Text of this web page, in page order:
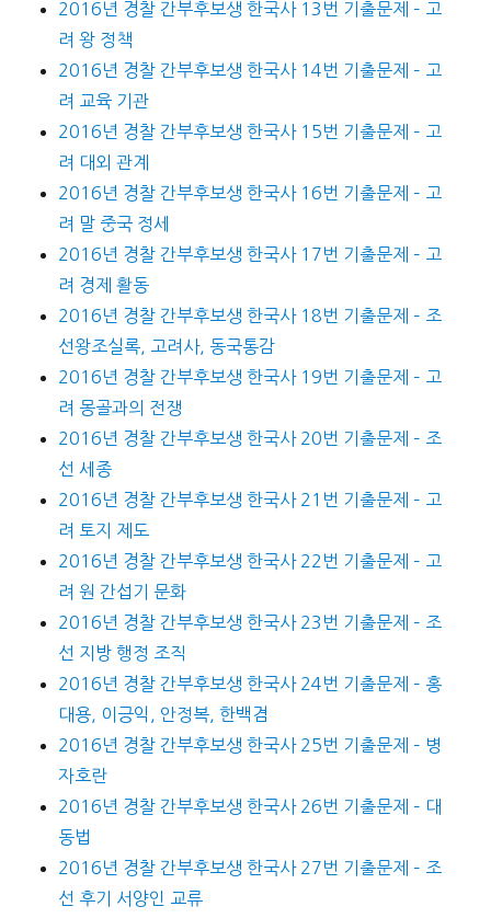
2016년 경찰 간부후보생 한국사 13번 기출문제 – 고
려 왕 정책
2016년 경찰 간부후보생 한국사 14번 기출문제 – 고
려 교육 기관
2016년 경찰 간부후보생 한국사 15번 기출문제 – 고
려 대외 관계
2016년 경찰 간부후보생 한국사 16번 기출문제 – 고
려 말 중국 정세
2016년 경찰 간부후보생 한국사 17번 기출문제 – 고
려 경제 활동
2016년 경찰 간부후보생 한국사 18번 기출문제 – 조
선왕조실록, 고려사, 동국통감
2016년 경찰 간부후보생 한국사 19번 기출문제 – 고
려 몽골과의 전쟁
2016년 경찰 간부후보생 한국사 20번 기출문제 – 조
선 세종
2016년 경찰 간부후보생 한국사 21번 기출문제 – 고
려 토지 제도
2016년 경찰 간부후보생 한국사 22번 기출문제 – 고
려 원 간섭기 문화
2016년 경찰 간부후보생 한국사 23번 기출문제 – 조
선 지방 행정 조직
2016년 경찰 간부후보생 한국사 24번 기출문제 – 홍
대용, 이긍익, 안정복, 한백겸
2016년 경찰 간부후보생 한국사 25번 기출문제 – 병
자호란
2016년 경찰 간부후보생 한국사 26번 기출문제 – 대
동법
2016년 경찰 간부후보생 한국사 27번 기출문제 – 조
선 후기 서양인 교류